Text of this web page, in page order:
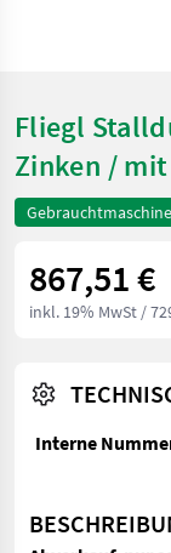
Fliegl
Zinken /
867,51 €
inkl. 19% MwSt /
Interne